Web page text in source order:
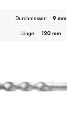
Durchmesser:
9 mm
Länge:
120 mm